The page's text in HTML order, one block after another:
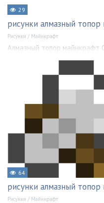
29
рисунки алмазный
Рисунки / Майнкрафт
Алмазный топор майнкрафт
64
рисунки алмазный
Рисунки / Майнкрафт